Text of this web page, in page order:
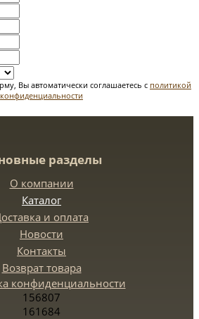
Вы автоматически соглашаетесь с политикой
конфиденциальности
разделы
О компании
Каталог
и оплата
Новости
Контакты
Возврат товара
конфиденциальности
156807
161684